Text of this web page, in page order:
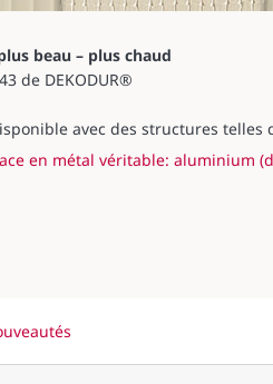
beau – plus chaud
de DEKODUR®
avec des structures telles
en métal véritable: aluminium